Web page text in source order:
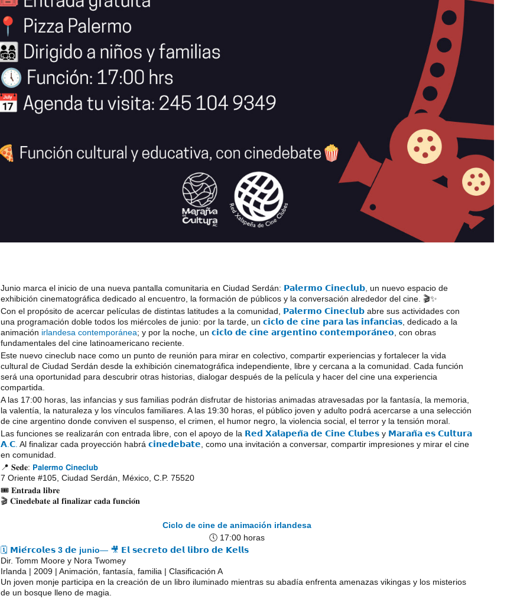
Junio marca el inicio de una nueva pantalla comunitaria en Ciudad Serdán: 𝗣𝗮𝗹𝗲𝗿𝗺𝗼 𝗖𝗶𝗻𝗲𝗰𝗹𝘂𝗯, un nuevo espacio de
exhibición cinematográfica dedicado al encuentro, la formación de públicos y la conversación alrededor del cine. 🎬✨
Con el propósito de acercar películas de distintas latitudes a la comunidad, 𝗣𝗮𝗹𝗲𝗿𝗺𝗼 𝗖𝗶𝗻𝗲𝗰𝗹𝘂𝗯abre sus actividades con
una programación doble todos los miércoles de junio: por la tarde, un 𝗰𝗶𝗰𝗹𝗼 𝗱𝗲 𝗰𝗶𝗻𝗲 𝗽𝗮𝗿𝗮 𝗹𝗮𝘀 𝗶𝗻𝗳𝗮𝗻𝗰𝗶𝗮𝘀, dedicado a la
animación irlandesa contemporánea; y por la noche, un 𝗰𝗶𝗰𝗹𝗼 𝗱𝗲 𝗰𝗶𝗻𝗲 𝗮𝗿𝗴𝗲𝗻𝘁𝗶𝗻𝗼 𝗰𝗼𝗻𝘁𝗲𝗺𝗽𝗼𝗿𝗮́𝗻𝗲𝗼 , con obras
fundamentales del cine latinoamericano reciente.
Este nuevo cineclub nace como un punto de reunión para mirar en colectivo, compartir experiencias y fortalecer la vida
cultural de Ciudad Serdán desde la exhibición cinematográfica independiente, libre y cercana a la comunidad. Cada función
será una oportunidad para descubrir otras historias, dialogar después de la película y hacer del cine una experiencia
compartida.
A las 17:00 horas, las infancias y sus familias podrán disfrutar de historias animadas atravesadas por la fantasía, la memoria,
la valentía, la naturaleza y los vínculos familiares. A las 19:30 horas, el público joven y adulto podrá acercarse a una selección
de cine argentino donde conviven el suspenso, el crimen, el humor negro, la violencia social, el terror y la tensión moral.
Las funciones se realizarán con entrada libre, con el apoyo de la 𝗥𝗲𝗱 𝗫𝗮𝗹𝗮𝗽𝗲𝗻̃𝗮 𝗱𝗲 𝗖𝗶𝗻𝗲 𝗖𝗹𝘂𝗯𝗲𝘀y 𝗠𝗮𝗿𝗮𝗻̃𝗮 𝗲𝘀 𝗖𝘂𝗹𝘁𝘂𝗿𝗮
𝗔.𝗖. Al finalizar cada proyección habrá 𝗰𝗶𝗻𝗲𝗱𝗲𝗯𝗮𝘁𝗲 , como una invitación a conversar, compartir impresiones y mirar el cine
en comunidad.
📍 𝐒𝐞𝐝𝐞: 𝗣𝗮𝗹𝗲𝗿𝗺𝗼 𝗖𝗶𝗻𝗲𝗰𝗹𝘂𝗯
7 Oriente #105, Ciudad Serdán, México, C.P. 75520
🎟️ 𝐄𝐧𝐭𝐫𝐚𝐝𝐚 𝐥𝐢𝐛𝐫𝐞
🎬 𝐂𝐢𝐧𝐞𝐝𝐞𝐛𝐚𝐭𝐞 𝐚𝐥 𝐟𝐢𝐧𝐚𝐥𝐢𝐳𝐚𝐫 𝐜𝐚𝐝𝐚 𝐟𝐮𝐧𝐜𝐢𝐨́𝐧
Ciclo de cine de animación irlandesa
🕔 17:00 horas
🗓️ 𝗠𝗶𝗲́𝗿𝗰𝗼𝗹𝗲𝘀 3 𝗱𝗲 junio— 🎥 𝗘𝗹 𝘀𝗲𝗰𝗿𝗲𝘁𝗼 𝗱𝗲𝗹 𝗹𝗶𝗯𝗿𝗼 𝗱𝗲 𝗞𝗲𝗹𝗹𝘀
Dir. Tomm Moore y Nora Twomey
Irlanda | 2009 | Animación, fantasía, familia | Clasificación A
Un joven monje participa en la creación de un libro iluminado mientras su abadía enfrenta amenazas vikingas y los misterios
de un bosque lleno de magia.